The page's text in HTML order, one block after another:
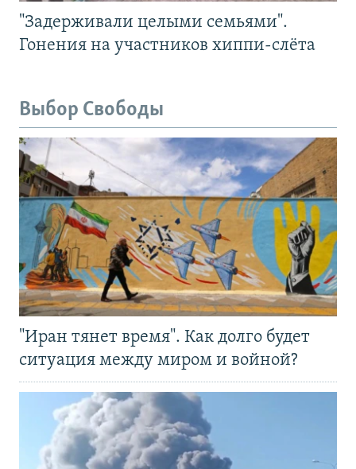
"Задерживали целыми семьями".
Гонения на участников хиппи-слёта
Выбор Свободы
"Иран тянет время". Как долго будет
ситуация между миром и войной?